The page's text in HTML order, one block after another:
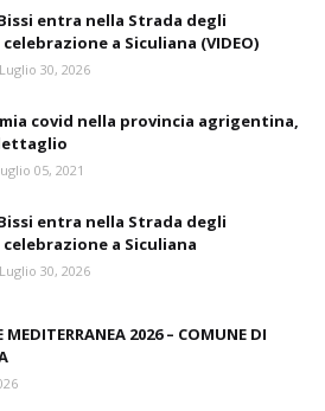
entra nella Strada degli
a Siculiana (VIDEO)
30, 2026
covid nella provincia agrigentina,
05, 2021
entra nella Strada degli
a Siculiana
30, 2026
MEDITERRANEA 2026 – COMUNE DI